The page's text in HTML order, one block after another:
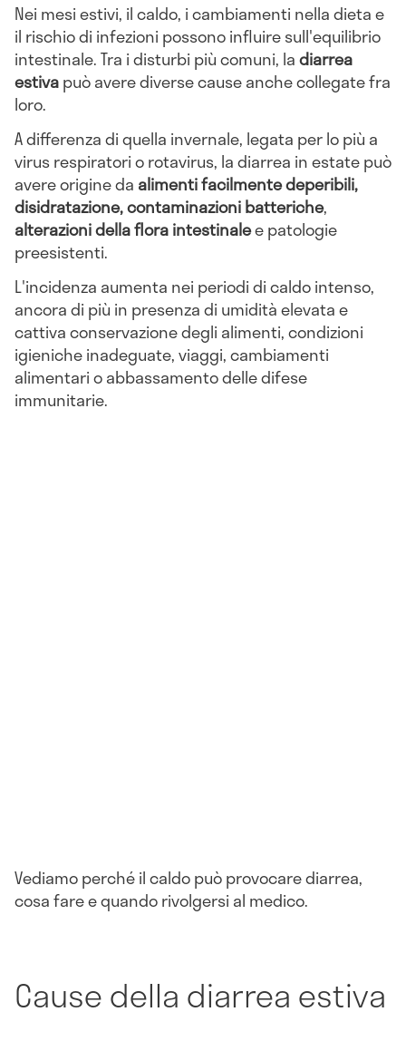
Nei mesi estivi, il caldo, i cambiamenti nella dieta e
il rischio di infezioni possono influire sull'equilibrio
intestinale. Tra i disturbi più comuni, ladiarrea
estivapuò avere diverse cause anche collegate fra
loro.
A differenza di quella invernale, legata per lo più a
virus respiratori o rotavirus, la diarrea in estate può
avere origine da alimenti facilmente deperibili,
disidratazione, contaminazioni batteriche,
alterazioni della flora intestinalee patologie
preesistenti.
L'incidenza aumenta nei periodi di caldo intenso,
ancora di più in presenza di umidità elevata e
cattiva conservazione degli alimenti, condizioni
igieniche inadeguate, viaggi, cambiamenti
alimentari o abbassamento delle difese
immunitarie.
Vediamo perché il caldo può provocare diarrea,
cosa fare e quando rivolgersi al medico.
Cause della diarrea estiva